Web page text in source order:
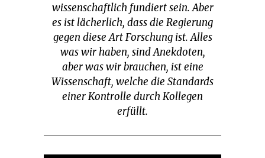
wissenschaftlich fundiert sein. Aber
es ist lächerlich, dass die Regierung
gegen diese Art Forschung ist. Alles
was wir haben, sind Anekdoten,
aber was wir brauchen, ist eine
Wissenschaft, welche die Standards
einer Kontrolle durch Kollegen
erfüllt.